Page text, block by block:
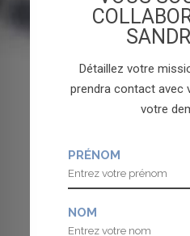
Détaillez votre
prendra contact avec
votre
PRÉNOM
NOM